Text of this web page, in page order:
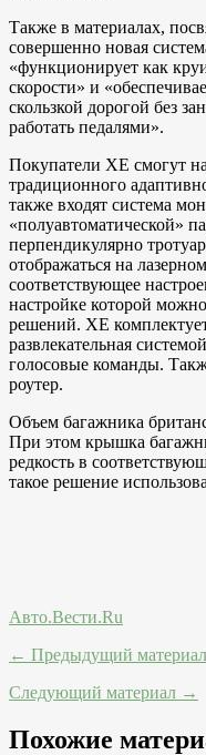
Также в материалах,
совершенно новая
«функционирует как
скорости» и
скользкой дорогой без
работать педалями».
Покупатели ХЕ смогут
традиционного
также входят система
«полуавтоматической»
перпендикулярно
отображаться на
соответствующее
настройке которой
решений. XE
развлекательная
голосовые команды.
роутер.
Объем багажника
При этом крышка
редкость в
такое решение
Авто.Вести.Ru
← Предыдущий материал
Следующий материал →
Похожие